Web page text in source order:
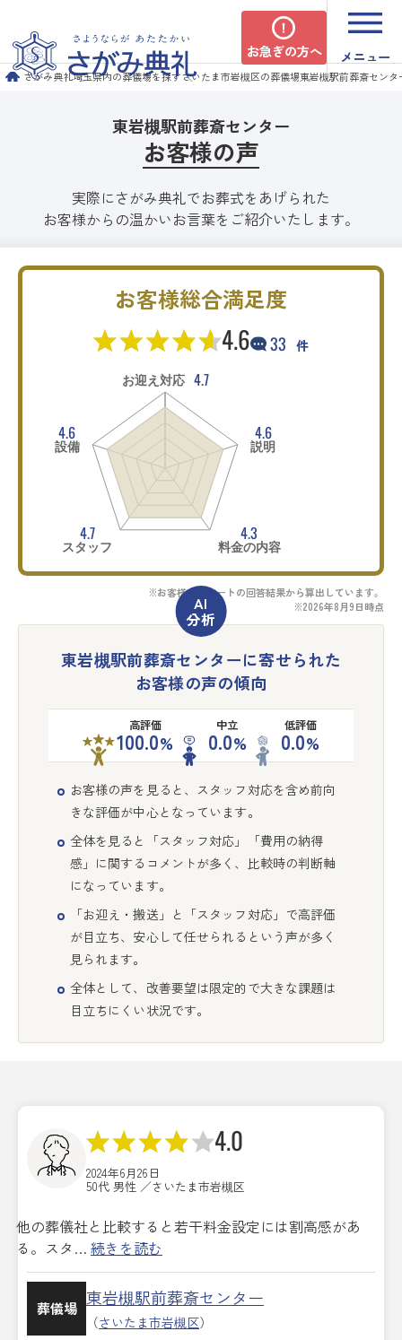
お急ぎの方へ メニュー
さがみ典礼埼玉県内の葬儀場を探すさいたま市岩槻区の葬儀場東岩槻駅前葬斎センタ
東岩槻駅前葬斎センター
お客様の声
実際にさがみ典礼でお葬式をあげられた
お客様からの温かいお言葉をご紹介いたします。
お客様総合満足度
4.6 33 件
お迎え対応 4.7
4.6
説明
4.3
料金の内容
4.7
スタッフ
4.6
設備
※お客様アンケートの回答結果から算出しています。
※2026年8月9日時点
東岩槻駅前葬斎センターに寄せられた
お客様の声の傾向
高評価
100.0%
中立
0.0%
低評価
0.0%
お客様の声を見ると、スタッフ対応を含め前向
きな評価が中心となっています。
全体を見ると「スタッフ対応」「費用の納得
感」に関するコメントが多く、比較時の判断軸
になっています。
「お迎え・搬送」と「スタッフ対応」で高評価
が目立ち、安心して任せられるという声が多く
見られます。
全体として、改善要望は限定的で大きな課題は
目立ちにくい状況です。
4.0
2024年6月26日
50代 男性 ／さいたま市岩槻区
他の葬儀社と比較すると若干料金設定には割高感があ
る。スタ… 続きを読む
葬儀場 東岩槻駅前葬斎センター
（さいたま市岩槻区）